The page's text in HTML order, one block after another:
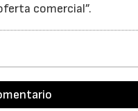
comercial”.